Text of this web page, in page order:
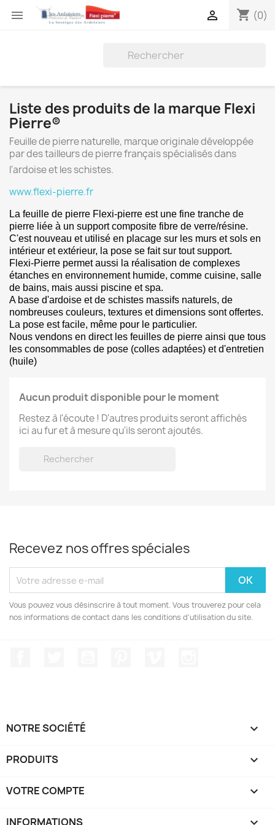
 shopping_cart (0)

Liste des produits de la marque Flexi
Pierre®
Feuille de pierre naturelle, marque originale développée
par des tailleurs de pierre français spécialisés dans
l'ardoise et les schistes.
www.flexi-pierre.fr
La feuille de pierre Flexi-pierre est une fine tranche de
pierre liée à un support composite fibre de verre/résine.
C'est nouveau et utilisé en placage sur les murs et sols en
intérieur et extérieur, la pose se fait sur tout support.
Flexi-Pierre permet aussi la réalisation de complexes
étanches en environnement humide, comme cuisine, salle
de bains, mais aussi piscine et spa.
A base d'ardoise et de schistes massifs naturels, de
nombreuses couleurs, textures et dimensions sont offertes.
La pose est facile, même pour le particulier.
Nous vendons en direct les feuilles de pierre ainsi que tous
les consommables de pose (colles adaptées) et d'entretien
(huile)
Aucun produit disponible pour le moment
Restez à l'écoute ! D'autres produits seront affichés
ici au fur et à mesure qu'ils seront ajoutés.
Recevez nos offres spéciales
Vous pouvez vous désinscrire à tout moment. Vous trouverez pour cela
nos informations de contact dans les conditions d'utilisation du site.
NOTRE SOCIÉTÉ 
PRODUITS 
VOTRE COMPTE 
INFORMATIONS